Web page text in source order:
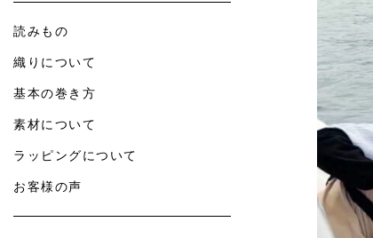
読みもの
織りについて
基本の巻き方
素材について
ラッピングについて
お客様の声